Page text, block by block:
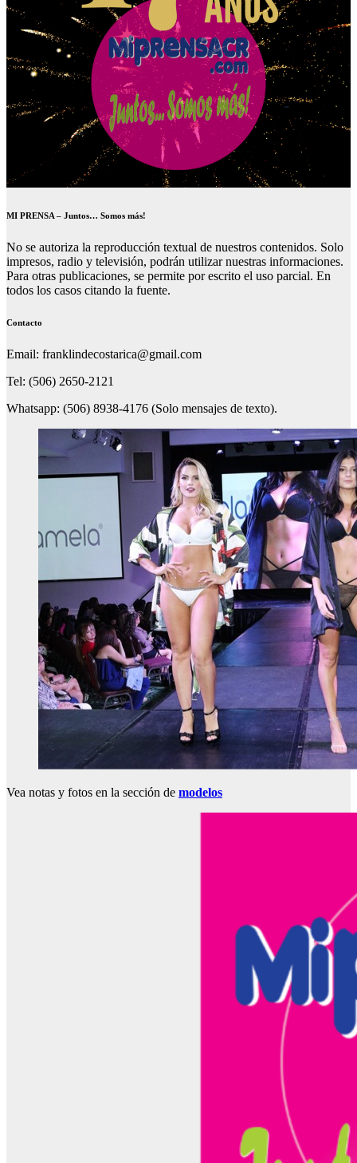
MI PRENSA – Juntos… Somos más!
No se autoriza la reproducción textual de nuestros contenidos. Solo
impresos, radio y televisión, podrán utilizar nuestras informaciones.
Para otras publicaciones, se permite por escrito el uso parcial. En
todos los casos citando la fuente.
Contacto
Email: franklindecostarica@gmail.com
Tel: (506) 2650-2121
Whatsapp: (506) 8938-4176 (Solo mensajes de texto).
Vea notas y fotos en la sección de modelos